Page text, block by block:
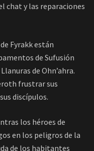
chat y las reparaciones
Fyrakk están
de Sufusión
de Ohn’ahra.
frustrar sus
discípulos.
los héroes de
en los peligros de la
de los habitantes